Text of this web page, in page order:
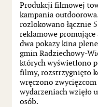
Produkcji filmowej
kampania
rozlokowano łącznie
reklamowe promujące
dwa pokazy kina
gmin Radziechowy-
których wyświetlono
filmy, rozstrzygnięto
wręczono
wydarzeniach wzięło
osób.